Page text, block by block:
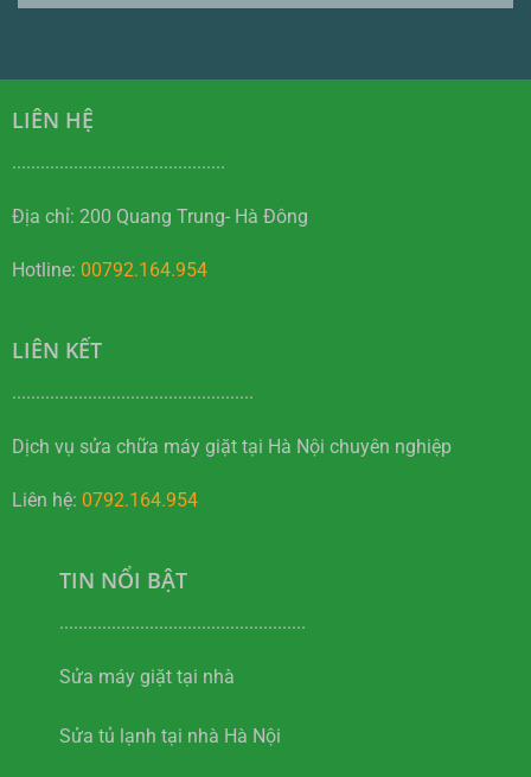
LIÊN HỆ
.............................................
Địa chỉ: 200 Quang Trung- Hà Đông
Hotline: 00792.164.954
LIÊN KẾT
...................................................
Dịch vụ sửa chữa máy giặt tại Hà Nội chuyên nghiệp
Liên hệ: 0792.164.954
TIN NỔI BẬT
....................................................
Sửa máy giặt tại nhà
Sửa tủ lạnh tại nhà Hà Nội